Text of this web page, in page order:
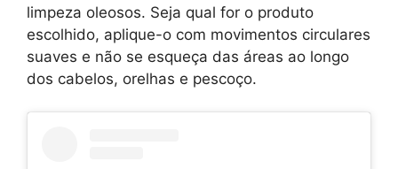
limpeza oleosos. Seja qual for o produto
escolhido, aplique-o com movimentos circulares
suaves e não se esqueça das áreas ao longo
dos cabelos, orelhas e pescoço.